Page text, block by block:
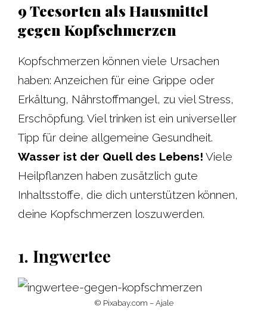
9 Teesorten als Hausmittel
gegen Kopfschmerzen
Kopfschmerzen können viele Ursachen
haben: Anzeichen für eine Grippe oder
Erkältung, Nährstoffmangel, zu viel Stress,
Erschöpfung. Viel trinken ist ein universeller
Tipp für deine allgemeine Gesundheit.
Wasser ist der Quell des Lebens! Viele
Heilpflanzen haben zusätzlich gute
Inhaltsstoffe, die dich unterstützen können,
deine Kopfschmerzen loszuwerden.
1. Ingwertee
© Pixabay.com – Ajale